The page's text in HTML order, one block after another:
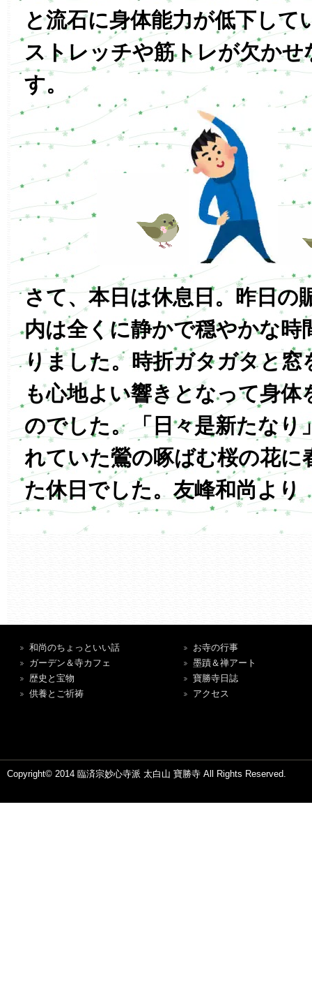
と流石に身体能力が低下して
ストレッチや筋トレが欠かせ
す。
さて、本日は休息日。昨日の
内は全くに静かで穏やかな時
りました。時折ガタガタと窓
も心地よい響きとなって身体
のでした。「日々是新たなり
れていた鶯の啄ばむ桜の花に
た休日でした。友峰和尚より
和尚のちょっといい話
ガーデン＆寺カフェ
歴史と宝物
供養とご祈祷
お寺の行事
墨蹟＆禅アート
寶勝寺日誌
アクセス
Copyright© 2014 臨済宗妙心寺派 太白山 寶勝寺 All Rights Reserved.